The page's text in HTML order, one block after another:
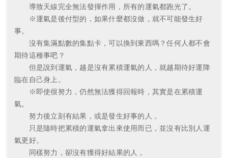
導致天線完全無法發揮作用，所有的運氣都跑光了。
※運氣是後付型的，如果什麼都沒做，就不可能發生好
事。
沒有集滿點數的集點卡，可以換到東西嗎？任何人都不會
期待這種事吧？
但是說到運氣，越是沒有累積運氣的人，就越期待好運降
臨在自己身上。
※即使很努力，仍然無法獲得回報時，其實是在累積運
氣。
努力後立刻有結果，或是發生好事的人，
只是隨時把累積的運氣拿出來使用而已，並沒有比別人運
氣更好。
同樣努力，卻沒有獲得好結果的人，